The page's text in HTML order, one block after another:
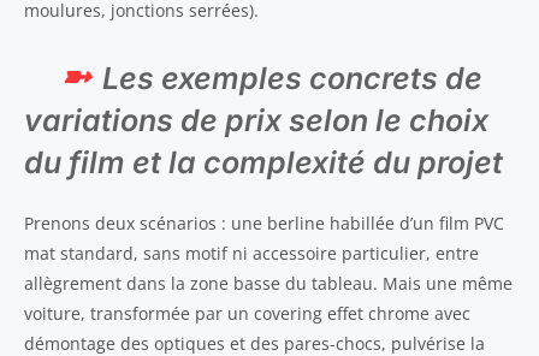
moulures, jonctions serrées).
Les exemples concrets de
variations de prix selon le choix
du film et la complexité du projet
Prenons deux scénarios : une berline habillée d’un film PVC
mat standard, sans motif ni accessoire particulier, entre
allègrement dans la zone basse du tableau. Mais une même
voiture, transformée par un covering effet chrome avec
démontage des optiques et des pares-chocs, pulvérise la